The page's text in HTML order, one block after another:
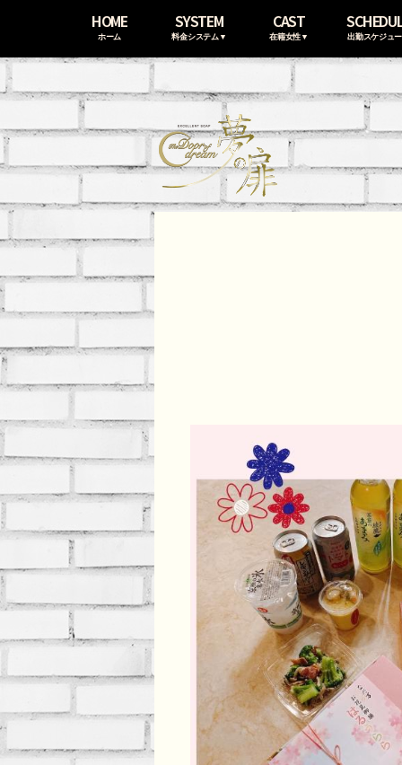
HOME
ホーム
SYSTEM
料金システム▼
CAST
在籍女性▼ 出勤スケジュ